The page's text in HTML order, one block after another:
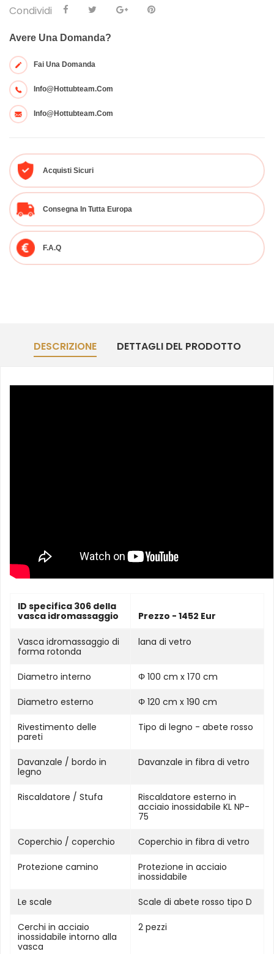
Condividi
Avere Una Domanda?
Fai Una Domanda
Info@hottubteam.com
Info@hottubteam.com
Acquisti Sicuri
Consegna In Tutta Europa
F.A.Q
DESCRIZIONE DETTAGLI DEL PRODOTTO
ID specifica 306 della
vasca idromassaggio
Prezzo - 1452 Eur
Vasca idromassaggio di
forma rotonda
lana di vetro
Diametro interno Φ 100 cm x 170 cm
Diametro esterno Φ 120 cm x 190 cm
Rivestimento delle
pareti
Tipo di legno - abete rosso
Davanzale / bordo in
legno
Davanzale in fibra di vetro
Riscaldatore / Stufa
Riscaldatore esterno in
acciaio inossidabile KL NP-
75
Coperchio / coperchio Coperchio in fibra di vetro
Protezione camino
Protezione in acciaio
inossidabile
Le scale Scale di abete rosso tipo D
Cerchi in acciaio
inossidabile intorno alla
vasca
2 pezzi